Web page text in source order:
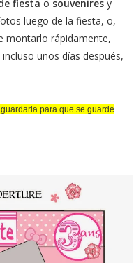
fiesta o souvenires y
luego de la fiesta, o,
montarlo rápidamente,
unos días después,
para que se guarde